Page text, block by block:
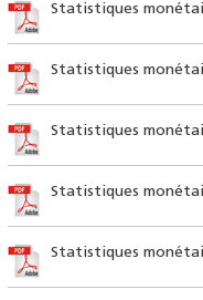
Statistiques
Statistiques
Statistiques
Statistiques
Statistiques